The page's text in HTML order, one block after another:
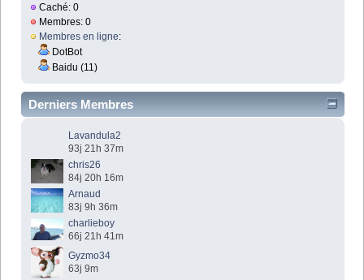
Caché: 0
Membres: 0
Membres en ligne:
DotBot
Baidu (11)
Derniers Membres
Lavandula2
93j 21h 37m
chris26
84j 20h 16m
Arnaud
83j 9h 36m
charlieboy
66j 21h 41m
Gyzmo34
63j 9m